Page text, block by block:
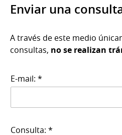
Enviar una
A través de este medio
consultas, no se realizan
E-mail: *
Consulta: *